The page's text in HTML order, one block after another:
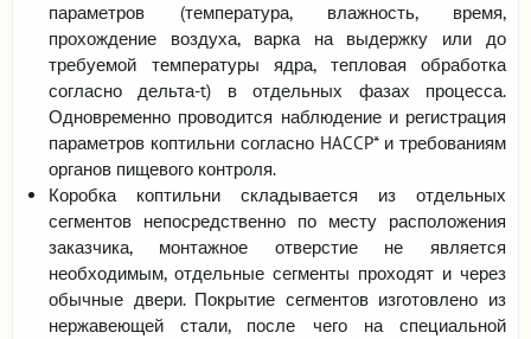
параметров (температура, влажность, время,
прохождение воздуха, варка на выдержку или до
требуемой температуры ядра, тепловая обработка
согласно дельта-t) в отдельных фазах процесса.
Одновременно проводится наблюдение и регистрация
параметров коптильни согласно HACCP* и требованиям
органов пищевого контроля.
Коробка коптильни складывается из отдельных
сегментов непосредственно по месту расположения
заказчика, монтажное отверстие не является
необходимым, отдельные сегменты проходят и через
обычные двери. Покрытие сегментов изготовлено из
нержавеющей стали, после чего на специальной